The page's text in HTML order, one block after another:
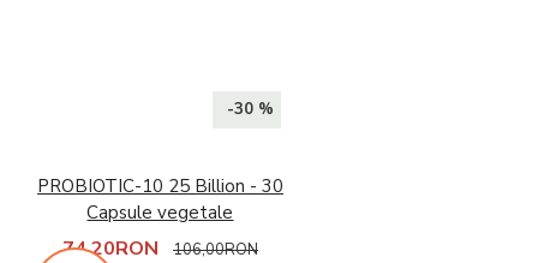
-30 %
PROBIOTIC-10 25 Billion - 30
Capsule vegetale
74,20RON 106,00RON